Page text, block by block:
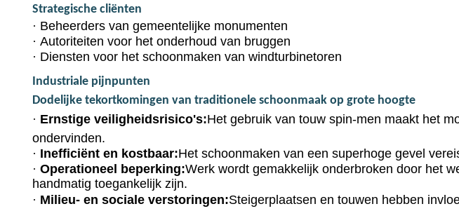
Strategische cliënten
· Beheerders van gemeentelijke monumenten
· Autoriteiten voor het onderhoud van bruggen
· Diensten voor het schoonmaken van windturbinetoren
Industriale pijnpunten
Dodelijke tekortkomingen van traditionele schoonmaak op grote hoogte
· Ernstige veiligheidsrisico's:Het gebruik van touw spin-men maakt het
ondervinden.
· Inefficiënt en kostbaar:Het schoonmaken van een superhoge gevel
· Operationeel beperking:Werk wordt gemakkelijk onderbroken door het
handmatig toegankelijk zijn.
· Milieu- en sociale verstoringen:Steigerplaatsen en touwen hebben